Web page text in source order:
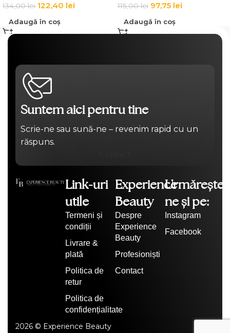
134,00lei 122,40 lei
Adaugă în coș
115,00lei 97,75 lei
Adaugă în coș
Suntem aici pentru tine
Scrie-ne sau sună-ne – revenim rapid cu un
răspuns.
Link-uri
utile
Termeni și
condiții
Livrare &
plată
Politica de
retur
Politica de
confidențialitate
Experience
Beauty
Despre
Experience
Beauty
Profesioniști
Contact
Urmărește-
ne și pe:
Instagram
Facebook
2026 © Experience Beauty